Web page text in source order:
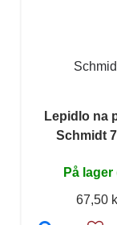
Lepidlo na
Schmidt
På lager
67,50